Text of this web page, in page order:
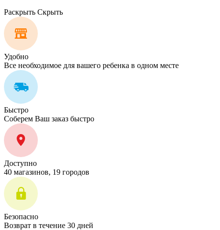
Раскрыть Скрыть
Удобно
Все необходимое для вашего ребенка в одном месте
Быстро
Соберем Ваш заказ быстро
Доступно
40 магазинов, 19 городов
Безопасно
Возврат в течение 30 дней